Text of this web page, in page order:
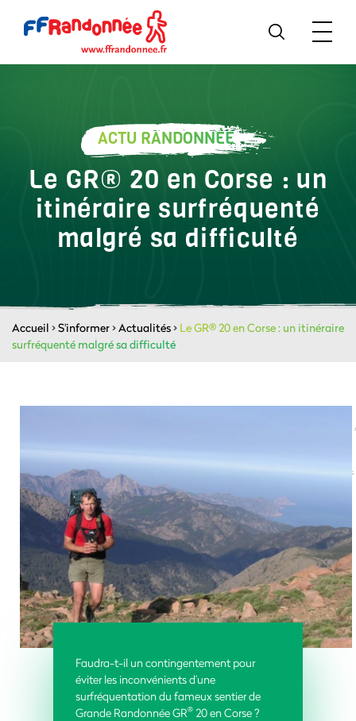
ACTU RANDONNÉE
Le GR® 20 en Corse : un
itinéraire surfréquenté
malgré sa difficulté
Accueil >S'informer>Actualités> Le GR® 20 en Corse : un itinéraire
surfréquenté malgré sa difficulté
Faudra-t-il un contingentement pour
éviter les inconvénients d’une
surfréquentation du fameux sentier de
Grande Randonnée GR® 20 en Corse ?